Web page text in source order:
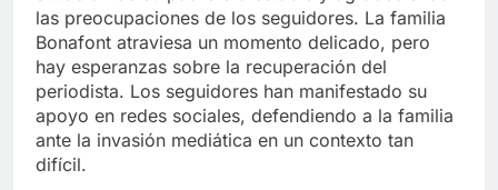
las preocupaciones de los seguidores. La familia
Bonafont atraviesa un momento delicado, pero
hay esperanzas sobre la recuperación del
periodista. Los seguidores han manifestado su
apoyo en redes sociales, defendiendo a la familia
ante la invasión mediática en un contexto tan
difícil.